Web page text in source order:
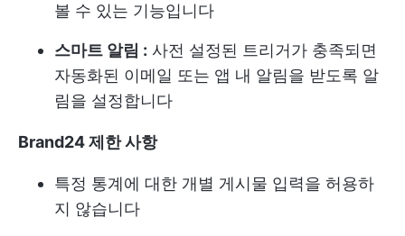
볼 수 있는 기능입니다
스마트 알림 : 사전 설정된 트리거가 충족되면
자동화된 이메일 또는 앱 내 알림을 받도록 알
림을 설정합니다
Brand24 제한 사항
특정 통계에 대한 개별 게시물 입력을 허용하
지 않습니다